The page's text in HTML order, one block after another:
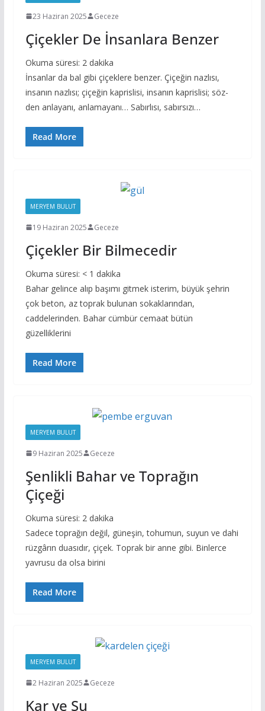
23 Haziran 2025 Geceze
Çiçekler De İnsanlara Benzer
Okuma süresi: 2 dakika
İnsanlar da bal gibi çiçeklere benzer. Çiçeğin nazlısı,
insanın nazlısı; çiçeğin kaprislisi, insanın kaprislisi; söz-
den anlayanı, anlamayanı… Sabırlısı, sabırsızı…
Read More
MERYEM BULUT
19 Haziran 2025 Geceze
Çiçekler Bir Bilmecedir
Okuma süresi: < 1 dakika
Bahar gelince alıp başımı gitmek isterim, büyük şehrin
çok beton, az toprak bulunan sokaklarından,
caddelerinden. Bahar cümbür cemaat bütün
güzelliklerini
Read More
MERYEM BULUT
9 Haziran 2025 Geceze
Şenlikli Bahar ve Toprağın
Çiçeği
Okuma süresi: 2 dakika
Sadece toprağın değil, güneşin, tohumun, suyun ve dahi
rüzgârın duasıdır, çiçek. Toprak bir anne gibi. Binlerce
yavrusu da olsa birini
Read More
MERYEM BULUT
2 Haziran 2025 Geceze
Kar ve Su